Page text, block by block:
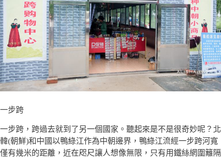
一步跨
一步跨，跨過去就到了另一個國家。聽起來是不是很奇妙呢？北
韓(朝鮮)和中國以鴨綠江作為中朝邊界，鴨綠江流經一步跨河寬
僅有幾米的距離，近在咫尺讓人想像無限，只有用鐵絲網圍籬隔